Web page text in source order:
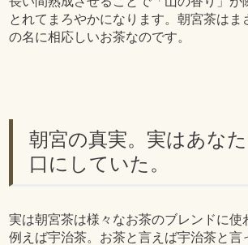
とれてまろやかになります。朝宮茶はま
の名に相応しいお茶なのです。
朝宮の真実。実はあな
口にしていた。
実は朝宮茶は様々なお茶のブレンドに使
例えば宇治茶。お茶と言えば宇治茶と言